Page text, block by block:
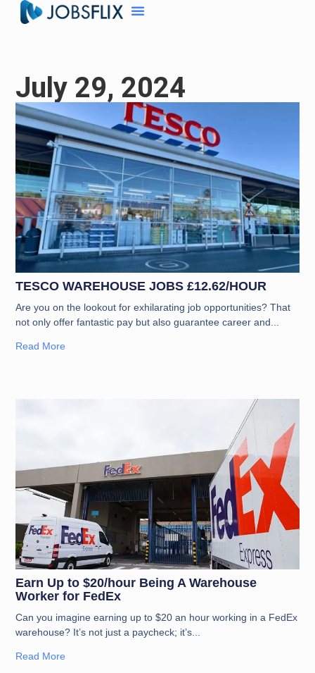
July 29, 2024
TESCO WAREHOUSE JOBS £12.62/HOUR
Are you on the lookout for exhilarating job opportunities? That
not only offer fantastic pay but also guarantee career and
Read More
Earn Up to $20/hour Being A Warehouse
Worker for FedEx
Can you imagine earning up to $20 an hour working in a FedEx
warehouse? It’s not just a paycheck; it’s
Read More